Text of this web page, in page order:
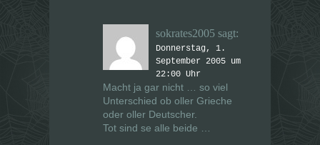
sokrates2005 sagt:
Donnerstag, 1.
September 2005 um
22:00 Uhr
Macht ja gar nicht … so viel
Unterschied ob oller Grieche
oder oller Deutscher.
Tot sind se alle beide …